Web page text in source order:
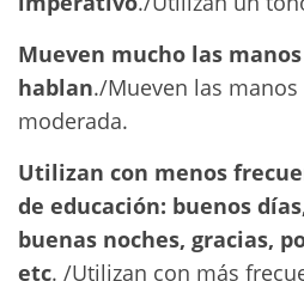
Mueven mucho las
hablan./Mueven las
moderada.
Utilizan con menos
de educación: buenos
buenas noches, gracias,
etc. /Utilizan con más